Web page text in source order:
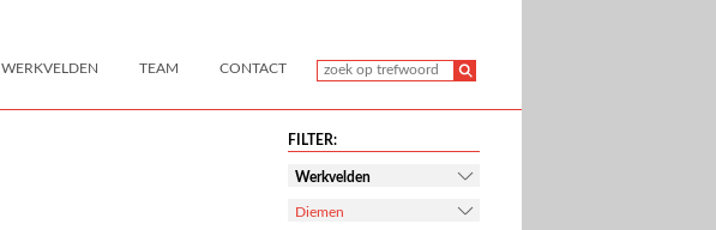
WERKVELDEN TEAM CONTACT
FILTER:
Werkvelden
Diemen